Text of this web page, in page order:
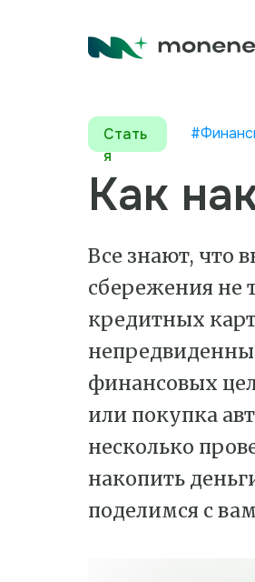
Стать
я
Как
Все знают, что
сбережения не
кредитных
финансовых
или покупка
несколько
накопить
поделимся с